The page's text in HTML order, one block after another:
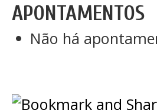
APONTAMENTOS
Não há